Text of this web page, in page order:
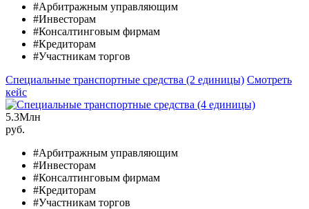
#Арбитражным управляющим
#Инвесторам
#Консалтинговым фирмам
#Кредиторам
#Участникам торгов
Специальные транспортные средства (2 единицы) Смотреть
кейс
5.3Млн
руб.
#Арбитражным управляющим
#Инвесторам
#Консалтинговым фирмам
#Кредиторам
#Участникам торгов